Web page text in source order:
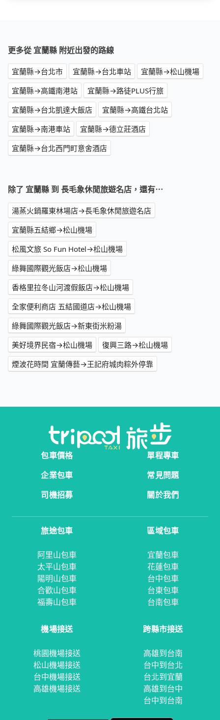
更多從 宜蘭縣 附近出發的路線
宜蘭縣→台北市 宜蘭縣→台北車站
宜蘭縣→松山機場
宜蘭縣→高鐵南港站
宜蘭縣→路徒PLUS行旅
宜蘭縣→台北凱達大飯店
宜蘭縣→高鐵台北站
宜蘭縣→南港車站
宜蘭縣→德立莊酒店
宜蘭縣→台北西門町意舍酒店
除了 宜蘭縣 到 長毛象休閒旅遊名店，還有⋯
湯蒸火鍋羅東林場店→長毛象休閒旅遊名店
宜蘭縣五結鄉→松山機場
松風文旅 So Fun Hotel→松山機場
綠舞國際觀光飯店→松山機場
香格里拉冬山河渡假飯店→松山機場
全家便利商店 五結國道店→松山機場
綠舞國際觀光飯店→新東街米粉湯
美好境界民宿→松山機場
復興三路→松山機場
煙波花時間 宜蘭傳藝→王記府城肉粽外停靠
包車價格
單程專車
企業包車
常見問題
司機招募
關於我們
旅途包車
阿里山包車
太平山包車
陽明山包車
合歡山包車
福壽山包車
區域包車
宜蘭包車
花蓮包車
台中包車
台東包車
台南包車
機場接送
桃園機場接送
松山機場接送
台中機場接送
高雄機場接送
跨縣市接送
高雄到台南
台中到台北
台北到宜蘭
高雄到台中
台中到台南